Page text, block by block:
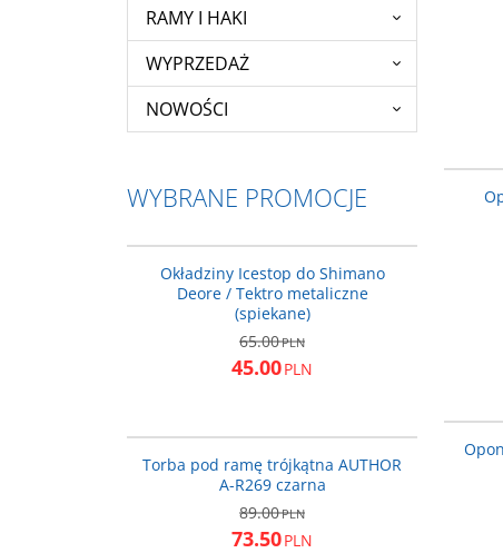
RAMY I HAKI
WYPRZEDAŻ
NOWOŚCI
WYBRANE PROMOCJE
Okładziny Icestop do Shimano
Deore / Tektro metaliczne
(spiekane)
65.00PLN
45.00PLN
Torba pod ramę trójkątna AUTHOR
A-R269 czarna
89.00PLN
73.50PLN